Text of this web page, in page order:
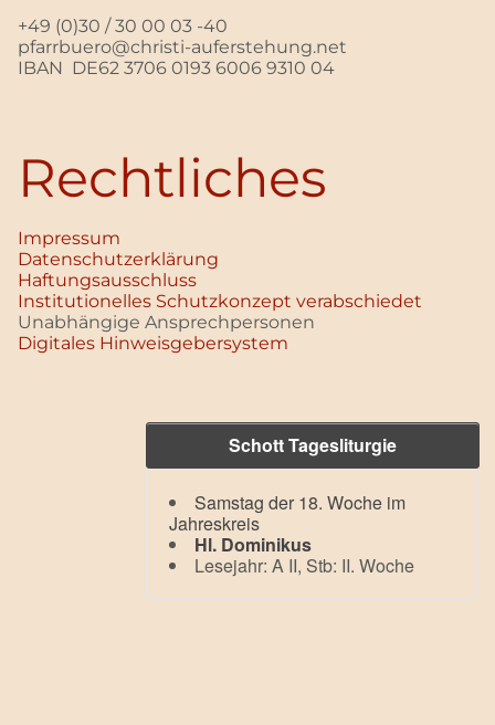
+49 (0)30 / 30 00 03 -40
pfarrbuero@christi-auferstehung.net
IBAN DE62 3706 0193 6006 9310 04
Rechtliches
Impressum
Datenschutz­erklärung
Haftungsausschluss
Institutionelles Schutzkonzept verabschiedet
Unabhängige Ansprechpersonen
Digitales Hinweisgebersystem
Schott Tagesliturgie
Samstag der 18. Woche im
Jahreskreis
Hl. Dominikus
Lesejahr: A II, Stb: II. Woche